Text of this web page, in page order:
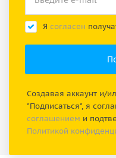
Я согласен
Создавая аккаунт и/
"Подписаться", я
соглашением и
Политикой